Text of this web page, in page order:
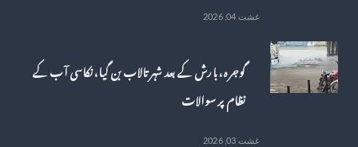
غشت 04, 2026
گوجرہ، بارش کے بعد شہر تالاب بن گیا، نکاسی آب کے
نظام پر سوالات
غشت 03, 2026